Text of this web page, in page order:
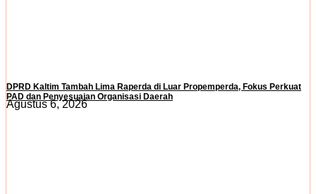
DPRD Kaltim Tambah Lima Raperda di Luar Propemperda, Fokus Perkuat
PAD dan Penyesuaian Organisasi Daerah
Agustus 6, 2026